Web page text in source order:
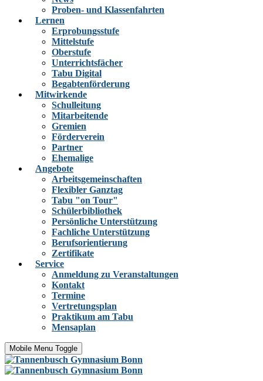
Proben- und Klassenfahrten
Lernen
Erprobungsstufe
Mittelstufe
Oberstufe
Unterrichtsfächer
Tabu Digital
Begabtenförderung
Mitwirkende
Schulleitung
Mitarbeitende
Gremien
Förderverein
Partner
Ehemalige
Angebote
Arbeitsgemeinschaften
Flexibler Ganztag
Tabu "on Tour"
Schülerbibliothek
Persönliche Unterstützung
Fachliche Unterstützung
Berufsorientierung
Zertifikate
Service
Anmeldung zu Veranstaltungen
Kontakt
Termine
Vertretungsplan
Praktikum am Tabu
Mensaplan
Mobile Menu Toggle